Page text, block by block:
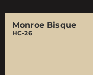
Monroe Bisque
HC-26